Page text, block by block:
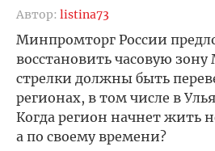
Автор: listina73
Минпромторг России
восстановить часовую зону
стрелки должны быть
регионах, в том числе в
Когда регион начнет жить
а по своему времени?